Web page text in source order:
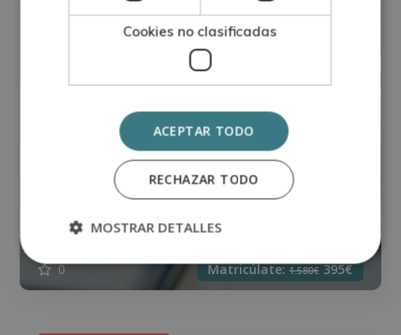
Máster en Redacción Editorial
0 Matricúlate:1.580€ 395€
Cookies no clasificadas
ACEPTAR TODO
RECHAZAR TODO
MOSTRAR DETALLES